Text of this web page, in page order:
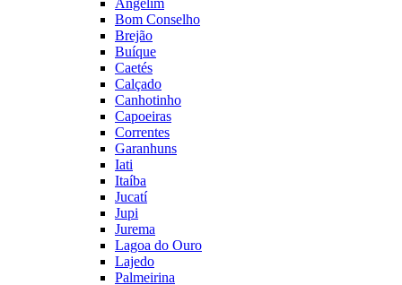
Angelim
Bom Conselho
Brejão
Buíque
Caetés
Calçado
Canhotinho
Capoeiras
Correntes
Garanhuns
Iati
Itaíba
Jucatí
Jupi
Jurema
Lagoa do Ouro
Lajedo
Palmeirina